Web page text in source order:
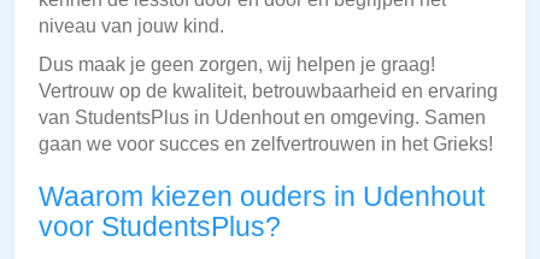
niveau van jouw kind.
Dus maak je geen zorgen, wij helpen je graag!
Vertrouw op de kwaliteit, betrouwbaarheid en ervaring
van StudentsPlus in Udenhout en omgeving. Samen
gaan we voor succes en zelfvertrouwen in het Grieks!
Waarom kiezen ouders in Udenhout
voor StudentsPlus?